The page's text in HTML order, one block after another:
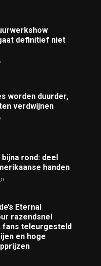
definitief niet
worden duurder,
verdwijnen
rond: deel
handen
Eternal
razendsnel
fans teleurgesteld
en hoge